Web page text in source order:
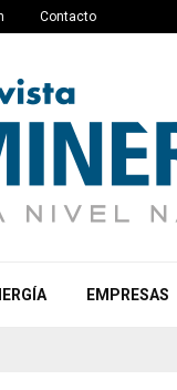
Contacto
EMPRESAS